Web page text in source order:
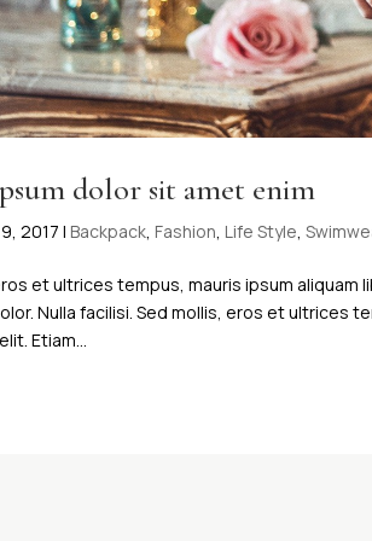
dolor sit amet enim
2017 | Backpack Fashion Life Style ,
et ultrices tempus, mauris ipsum aliquam
Nulla facilisi. Sed mollis, eros et ultrices
Etiam...